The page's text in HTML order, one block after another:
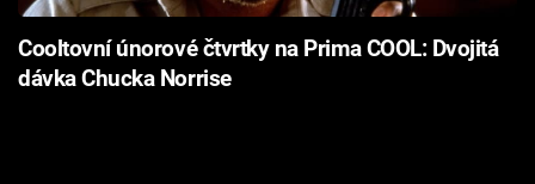
Cooltovní únorové čtvrtky na Prima COOL: Dvojitá
dávka Chucka Norrise